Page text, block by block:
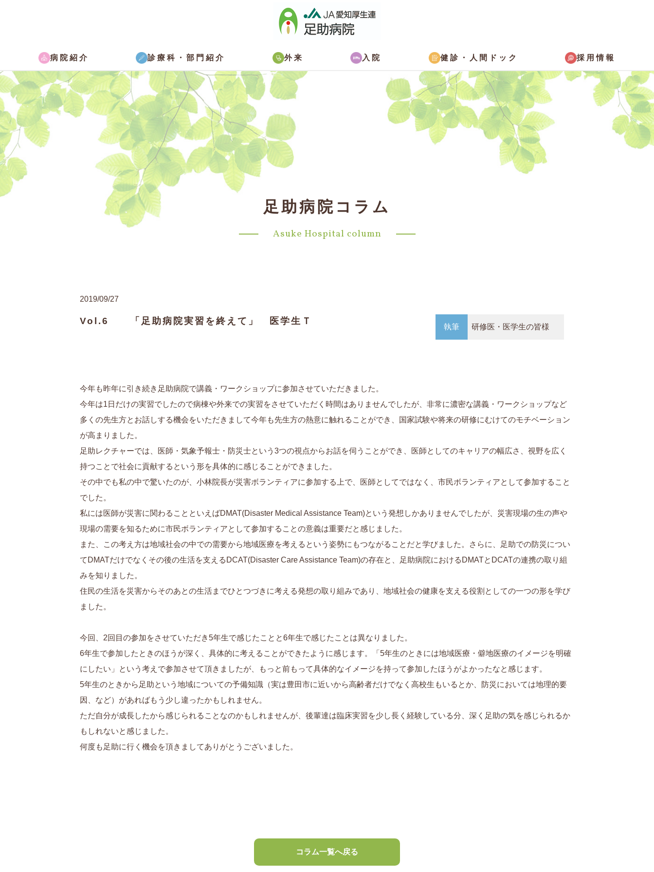
病院紹介 診療科・部門紹介 外来 入院 健診・ 人間ドック 採用情報
足助病院コラム
Asuke Hospital column
2019/09/27
Vol.6 「足助病院実習を終えて」 医学生Ｔ
執筆 研修医・医学生の皆様
今年も昨年に引き続き足助病院で講義・ワークショップに参加させていただきました。
今年は1日だけの実習でしたので病棟や外来での実習をさせていただく時間はありませんでしたが、非常に濃密な講義・ワークショップなど
多くの先生方とお話しする機会をいただきまして今年も先生方の熱意に触れることができ、国家試験や将来の研修にむけてのモチベーション
が高まりました。
足助レクチャーでは、医師・気象予報士・防災士という3つの視点からお話を伺うことができ、医師としてのキャリアの幅広さ、視野を広く
持つことで社会に貢献するという形を具体的に感じることができました。
その中でも私の中で驚いたのが、小林院長が災害ボランティアに参加する上で、医師としてではなく、市民ボランティアとして参加すること
でした。
私には医師が災害に関わることといえばDMAT(Disaster Medical Assistance Team)という発想しかありませんでしたが、災害現場の生の声や
現場の需要を知るために市民ボランティアとして参加することの意義は重要だと感じました。
また、この考え方は地域社会の中での需要から地域医療を考えるという姿勢にもつながることだと学びました。さらに、足助での防災につい
てDMATだけでなくその後の生活を支えるDCAT(Disaster Care Assistance Team)の存在と、足助病院におけるDMATとDCATの連携の取り組
みを知りました。
住民の生活を災害からそのあとの生活までひとつづきに考える発想の取り組みであり、地域社会の健康を支える役割としての一つの形を学び
ました。
今回、2回目の参加をさせていただき5年生で感じたことと6年生で感じたことは異なりました。
6年生で参加したときのほうが深く、具体的に考えることができたように感じます。「5年生のときには地域医療・僻地医療のイメージを明確
にしたい」という考えで参加させて頂きましたが、もっと前もって具体的なイメージを持って参加したほうがよかったなと感じます。
5年生のときから足助という地域についての予備知識（実は豊田市に近いから高齢者だけでなく高校生もいるとか、防災においては地理的要
因、など）があればもう少し違ったかもしれません。
ただ自分が成長したから感じられることなのかもしれませんが、後輩達は臨床実習を少し長く経験している分、深く足助の気を感じられるか
もしれないと感じました。
何度も足助に行く機会を頂きましてありがとうございました。
コラム一覧へ戻る